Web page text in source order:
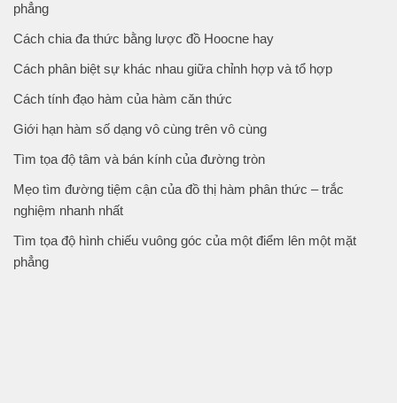
phẳng
Cách chia đa thức bằng lược đồ Hoocne hay
Cách phân biệt sự khác nhau giữa chỉnh hợp và tổ hợp
Cách tính đạo hàm của hàm căn thức
Giới hạn hàm số dạng vô cùng trên vô cùng
Tìm tọa độ tâm và bán kính của đường tròn
Mẹo tìm đường tiệm cận của đồ thị hàm phân thức – trắc
nghiệm nhanh nhất
Tìm tọa độ hình chiếu vuông góc của một điểm lên một mặt
phẳng